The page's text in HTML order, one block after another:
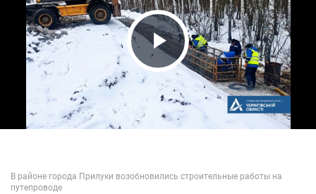
Play Video